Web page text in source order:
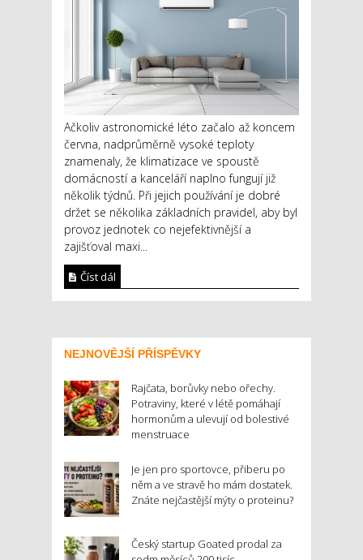
Ačkoliv astronomické léto začalo až koncem
června, nadprůměrně vysoké teploty
znamenaly, že klimatizace ve spoustě
domácností a kanceláří naplno fungují již
několik týdnů. Při jejich používání je dobré
držet se několika základních pravidel, aby byl
provoz jednotek co nejefektivnější a
zajišťoval maxi...
Číst dál
NEJNOVĚJŠÍ PŘÍSPĚVKY
Rajčata, borůvky nebo ořechy.
Potraviny, které v létě pomáhají
hormonům a ulevují od bolestivé
menstruace
Je jen pro sportovce, přiberu po
něm a ve stravě ho mám dostatek.
Znáte nejčastější mýty o proteinu?
Český startup Goated prodal za